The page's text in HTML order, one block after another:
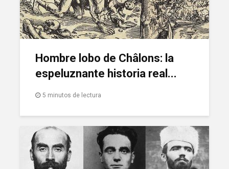
Hombre lobo de Châlons: la
espeluznante historia real...
5 minutos de lectura